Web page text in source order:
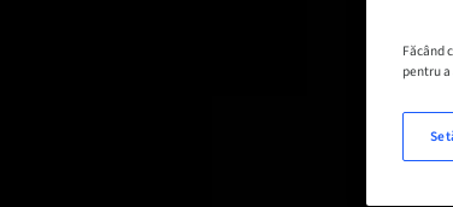
Făcând
pentru